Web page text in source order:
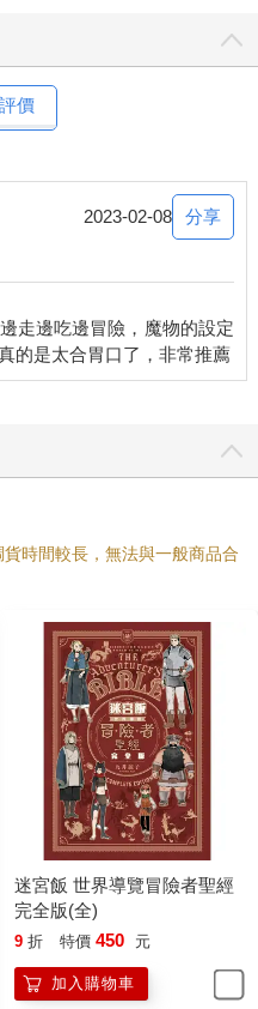
價
2023-02-08 分享
走邊吃邊冒險，魔物的設定
時間較長，無法與一般商品合
迷宮飯 世界導覽冒險者聖經
完全版(全)
9 折 特價 450 元
加入購物車